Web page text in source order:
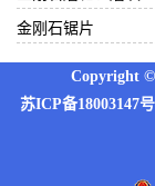
金刚石锯片
Copyright ©
苏ICP备18003147